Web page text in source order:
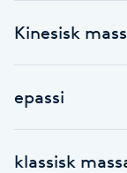
Bottenfärg
Brynfärgning
Kinesisk
epassi
klassisk